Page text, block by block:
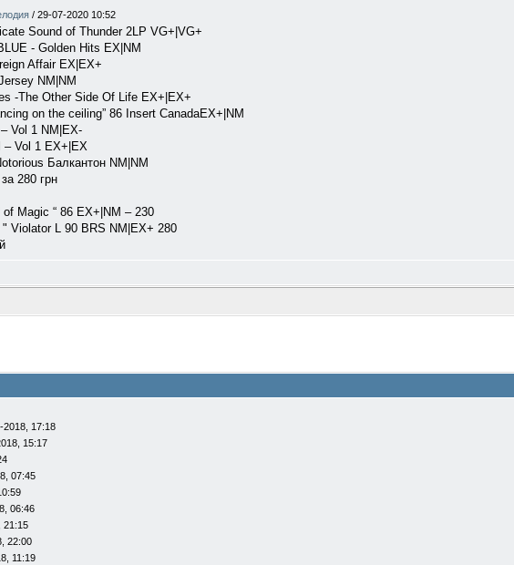
/ 29-07-2020 10:52
Sound of Thunder 2LP VG+|VG+
- Golden Hits EX|NM
Affair EX|EX+
NM|NM
-The Other Side Of Life EX+|EX+
on the ceiling” 86 Insert CanadaEX+|NM
Vol 1 NM|EX-
– Vol 1 EX+|EX
Балкантон NM|NM
280 грн
of Magic “ 86 EX+|NM – 230
" Violator L 90 BRS NM|EX+ 280
2018, 17:18
15:17
07:45
06:46
21:15
22:00
11:19